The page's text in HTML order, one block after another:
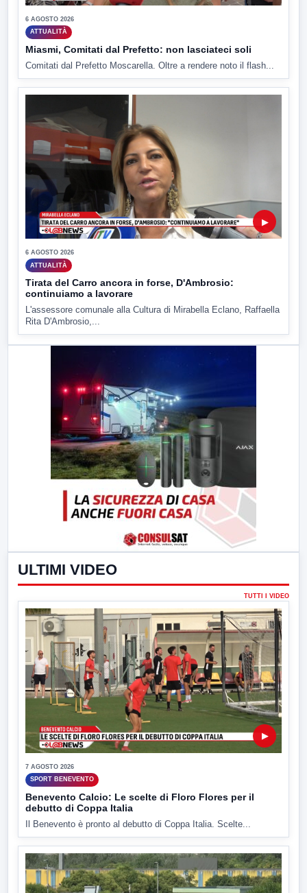
6 AGOSTO 2026
ATTUALITÀ
Miasmi, Comitati dal Prefetto: non lasciateci soli
Comitati dal Prefetto Moscarella. Oltre a rendere noto il flash...
▶
6 AGOSTO 2026
ATTUALITÀ
Tirata del Carro ancora in forse, D'Ambrosio:
continuiamo a lavorare
L'assessore comunale alla Cultura di Mirabella Eclano, Raffaella
Rita D'Ambrosio,...
ULTIMI VIDEO
TUTTI I VIDEO
▶
7 AGOSTO 2026
SPORT BENEVENTO
Benevento Calcio: Le scelte di Floro Flores per il
debutto di Coppa Italia
Il Benevento è pronto al debutto di Coppa Italia. Scelte...